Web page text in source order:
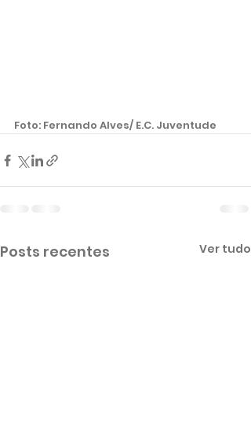
Foto: Fernando Alves/ E.C. Juventude
Posts recentes Ver tudo